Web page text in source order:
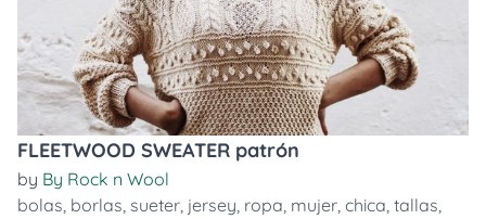
FLEETWOOD SWEATER patrón
by By Rock n Wool
bolas, borlas, sueter, jersey, ropa, mujer, chica, tallas,